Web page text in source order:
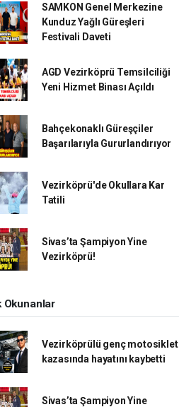
SAMKON Genel Merkezine
Kunduz Yağlı Güreşleri
Festivali Daveti
AGD Vezirköprü Temsilciliği
Yeni Hizmet Binası Açıldı
Bahçekonaklı Güreşçiler
Başarılarıyla Gururlandırıyor
Vezirköprü'de Okullara Kar
Tatili
Sivas’ta Şampiyon Yine
Vezirköprü!
Okunanlar
Vezirköprülü genç motosiklet
kazasında hayatını kaybetti
Sivas’ta Şampiyon Yine